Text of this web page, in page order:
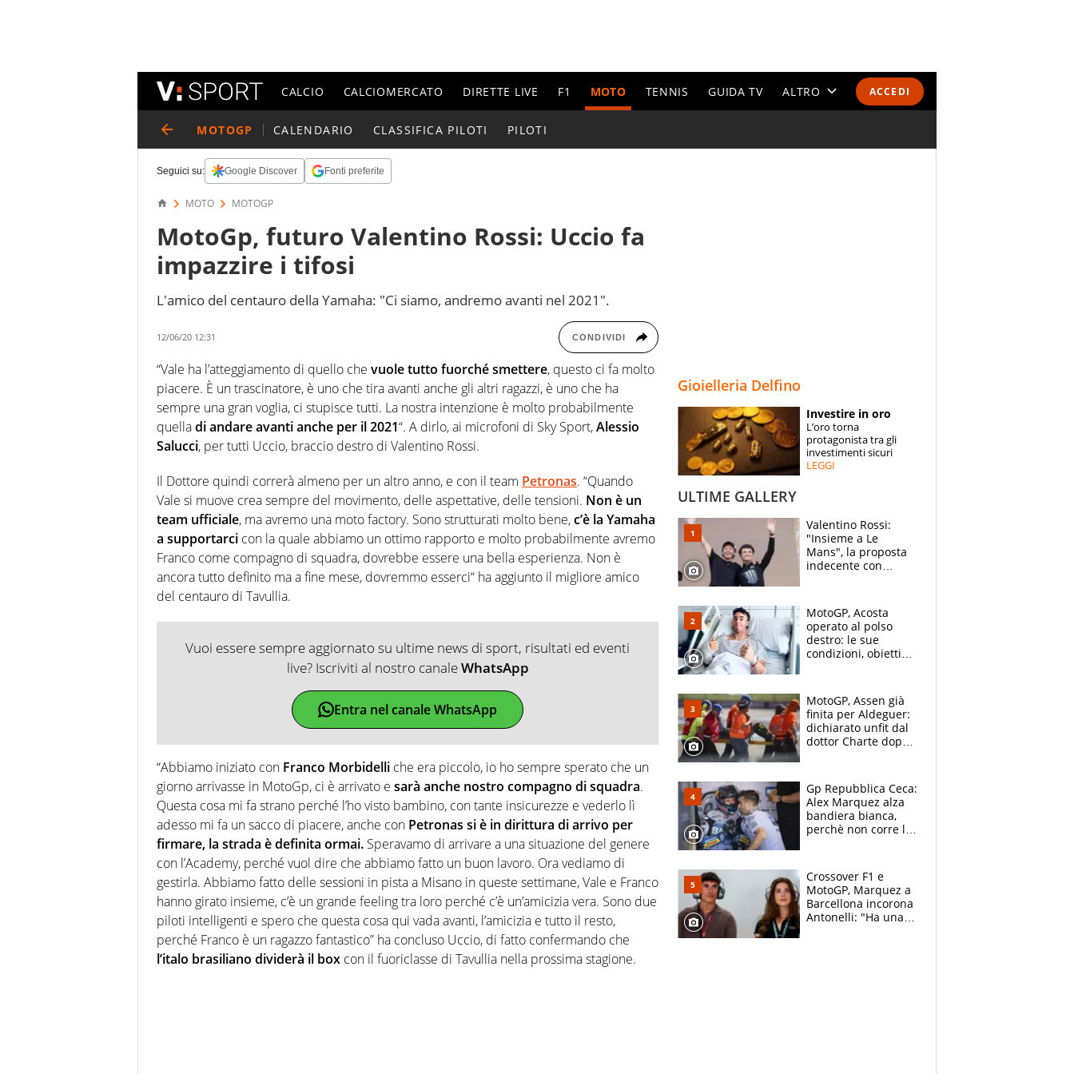
ACCEDI
CALCIO CALCIOMERCATO DIRETTE LIVE F1 MOTO TENNIS GUIDA TV ALTRO
ESPERTI
CONTATTI
MOTOGP CALENDARIO CLASSIFICA PILOTI PILOTI
Seguici su: Google Discover Fonti preferite
MOTO MOTOGP
MotoGp, futuro Valentino Rossi: Uccio fa
impazzire i tifosi
L'amico del centauro della Yamaha: "Ci siamo, andremo avanti nel 2021".
12/06/20 12:31 CONDIVIDI
“Vale ha l’atteggiamento di quello che vuole tutto fuorché smettere, questo ci fa molto
piacere. È un trascinatore, è uno che tira avanti anche gli altri ragazzi, è uno che ha
sempre una gran voglia, ci stupisce tutti. La nostra intenzione è molto probabilmente
quelladi andare avanti anche per il 2021“. A dirlo, ai microfoni di Sky Sport,Alessio
Salucci, per tutti Uccio, braccio destro di Valentino Rossi.
Il Dottore quindi correrà almeno per un altro anno, e con il team Petronas. “Quando
Vale si muove crea sempre del movimento, delle aspettative, delle tensioni. Non è un
team ufficiale, ma avremo una moto factory. Sono strutturati molto bene,c’è la Yamaha
a supportarci con la quale abbiamo un ottimo rapporto e molto probabilmente avremo
Franco come compagno di squadra, dovrebbe essere una bella esperienza. Non è
ancora tutto definito ma a fine mese, dovremmo esserci“ ha aggiunto il migliore amico
del centauro di Tavullia.
Vuoi essere sempre aggiornato su ultime news di sport, risultati ed eventi
live? Iscriviti al nostro canaleWhatsApp
Entra nel canale WhatsApp
“Abbiamo iniziato con Franco Morbidelli che era piccolo, io ho sempre sperato che un
giorno arrivasse in MotoGp, ci è arrivato e sarà anche nostro compagno di squadra.
Questa cosa mi fa strano perché l’ho visto bambino, con tante insicurezze e vederlo lì
adesso mi fa un sacco di piacere, anche con Petronas si è in dirittura di arrivo per
firmare, la strada è definita ormai. Speravamo di arrivare a una situazione del genere
con l’Academy, perché vuol dire che abbiamo fatto un buon lavoro. Ora vediamo di
gestirla. Abbiamo fatto delle sessioni in pista a Misano in queste settimane, Vale e Franco
hanno girato insieme, c’è un grande feeling tra loro perché c’è un’amicizia vera. Sono due
piloti intelligenti e spero che questa cosa qui vada avanti, l’amicizia e tutto il resto,
perché Franco è un ragazzo fantastico” ha concluso Uccio, di fatto confermando che
l’italo brasiliano dividerà il box con il fuoriclasse di Tavullia nella prossima stagione.
Gioielleria Delfino
Investire in oro
L’oro torna
protagonista tra gli
investimenti sicuri
LEGGI
ULTIME GALLERY
Valentino Rossi:
"Insieme a Le
Mans", la proposta
indecente con
Goodwood
MotoGP, Acosta
operato al polso
destro: le sue
condizioni, obiettivo
MotoGP, Assen già
finita per Aldeguer:
dichiarato unfit dal
dottor Charte dopo
Gp Repubblica Ceca:
Alex Marquez alza
bandiera bianca,
perchè non corre la
Crossover F1 e
MotoGP, Marquez a
Barcellona incorona
Antonelli: "Ha una